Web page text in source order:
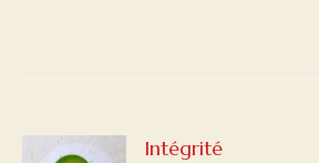
Intégrité